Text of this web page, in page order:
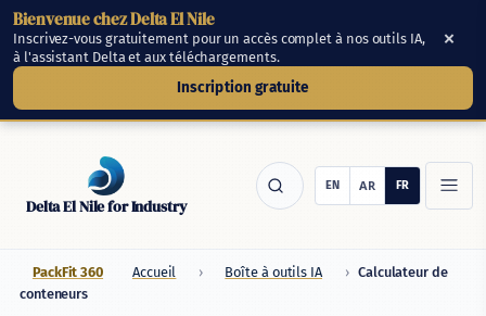
Passer au contenu principal
Delta El Nile for Industry
PackFit 360 Accueil › Boîte à outils IA › Calculateur de
conteneurs
Bienvenue chez Delta El Nile
Inscrivez-vous gratuitement pour un accès complet à nos outils IA,
à l'assistant Delta et aux téléchargements.
Inscription gratuite
×